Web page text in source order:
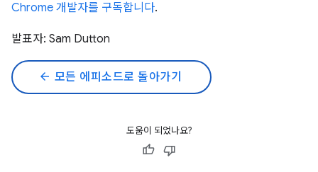
Chrome 개발자를 구독합니다.
발표자: Sam Dutton
arrow_back 모든 에피소드로 돌아가기
도움이 되었나요?